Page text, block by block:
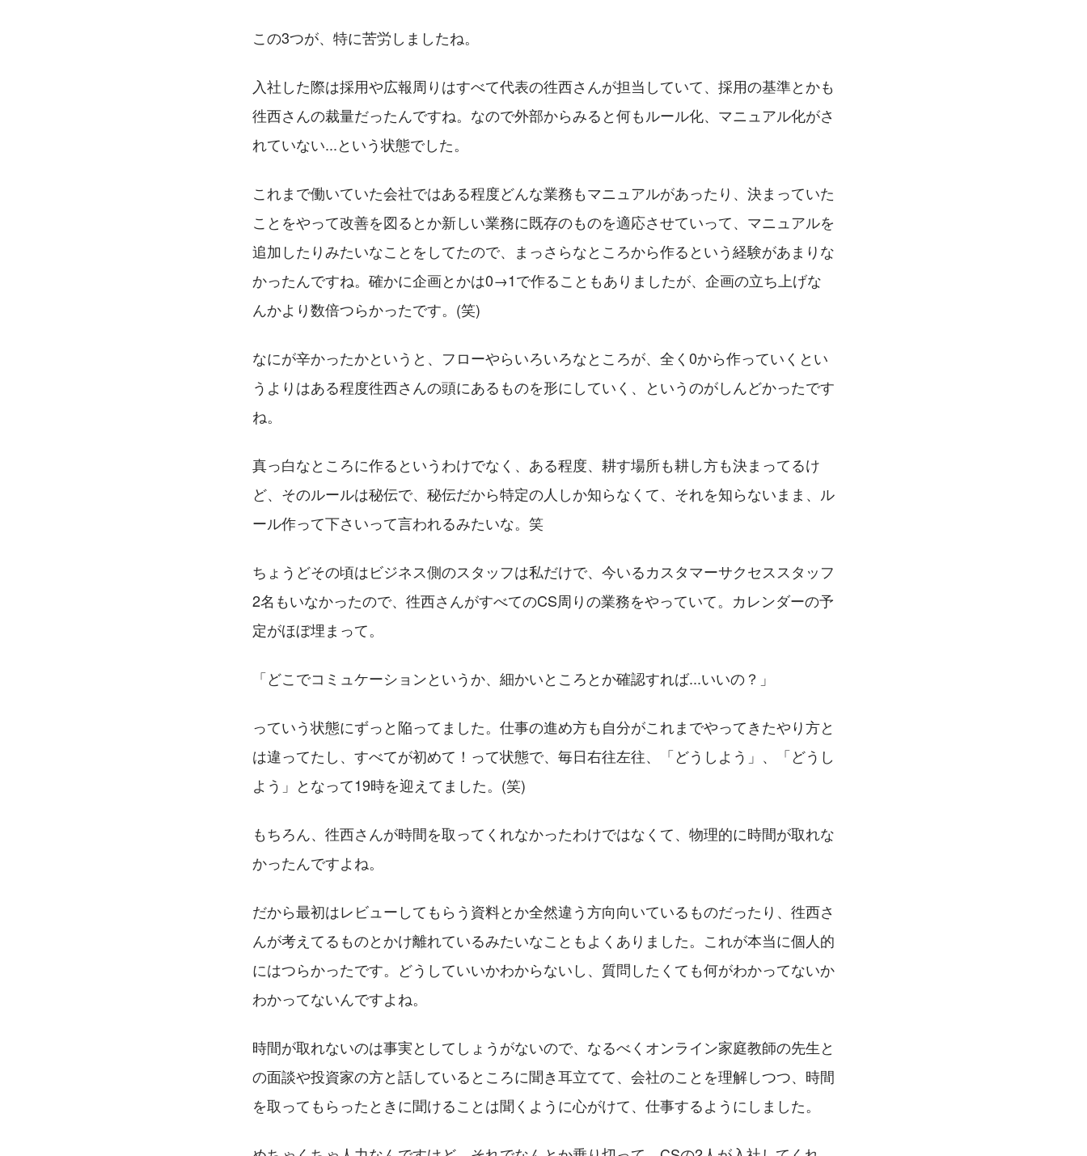
この3つが、特に苦労しましたね。
入社した際は採用や広報周りはすべて代表の徃西さんが担当していて、採用の基準とかも
徃西さんの裁量だったんですね。なので外部からみると何もルール化、マニュアル化がさ
れていない...という状態でした。
これまで働いていた会社ではある程度どんな業務もマニュアルがあったり、決まっていた
ことをやって改善を図るとか新しい業務に既存のものを適応させていって、マニュアルを
追加したりみたいなことをしてたので、まっさらなところから作るという経験があまりな
かったんですね。確かに企画とかは0→1で作ることもありましたが、企画の立ち上げな
んかより数倍つらかったです。(笑)
なにが辛かったかというと、フローやらいろいろなところが、全く0から作っていくとい
うよりはある程度徃西さんの頭にあるものを形にしていく、というのがしんどかったです
ね。
真っ白なところに作るというわけでなく、ある程度、耕す場所も耕し方も決まってるけ
ど、そのルールは秘伝で、秘伝だから特定の人しか知らなくて、それを知らないまま、ル
ール作って下さいって言われるみたいな。笑
ちょうどその頃はビジネス側のスタッフは私だけで、今いるカスタマーサクセススタッフ
2名もいなかったので、徃西さんがすべてのCS周りの業務をやっていて。カレンダーの予
定がほぼ埋まって。
「どこでコミュケーションというか、細かいところとか確認すれば...いいの？」
っていう状態にずっと陥ってました。仕事の進め方も自分がこれまでやってきたやり方と
は違ってたし、すべてが初めて！って状態で、毎日右往左往、「どうしよう」、「どうし
よう」となって19時を迎えてました。(笑)
もちろん、徃西さんが時間を取ってくれなかったわけではなくて、物理的に時間が取れな
かったんですよね。
だから最初はレビューしてもらう資料とか全然違う方向向いているものだったり、徃西さ
んが考えてるものとかけ離れているみたいなこともよくありました。これが本当に個人的
にはつらかったです。どうしていいかわからないし、質問したくても何がわかってないか
わかってないんですよね。
時間が取れないのは事実としてしょうがないので、なるべくオンライン家庭教師の先生と
の面談や投資家の方と話しているところに聞き耳立てて、会社のことを理解しつつ、時間
を取ってもらったときに聞けることは聞くように心がけて、仕事するようにしました。